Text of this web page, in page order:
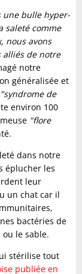
une bulle hyper-
saleté comme
nous avons
alliés de notre
notre
généralisée et
"syndrome de
environ 100
"flore
dans notre
éplucher les
leur
un chat car il
bactéries de
ou le sable.
stérilise tout
publiée en